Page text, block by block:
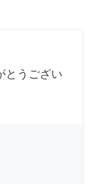
とうござい